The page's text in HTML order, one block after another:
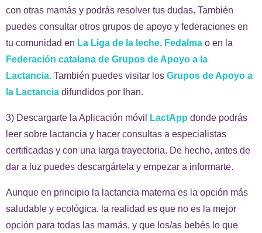
con otras mamás y podrás resolver tus dudas. También
puedes consultar otros grupos de apoyo y federaciones en
tu comunidad en La Liga de la leche, Fedalma o en la
Federación catalana de Grupos de Apoyo a la
Lactancia. También puedes visitar los Grupos de Apoyo a
la Lactancia difundidos por Ihan.
3) Descargarte la Aplicación móvil LactApp donde podrás
leer sobre lactancia y hacer consultas a especialistas
certificadas y con una larga trayectoria. De hecho, antes de
dar a luz puedes descargártela y empezar a informarte.
Aunque en principio la lactancia materna es la opción más
saludable y ecológica, la realidad es que no es la mejor
opción para todas las mamás, y que los/as bebés lo que